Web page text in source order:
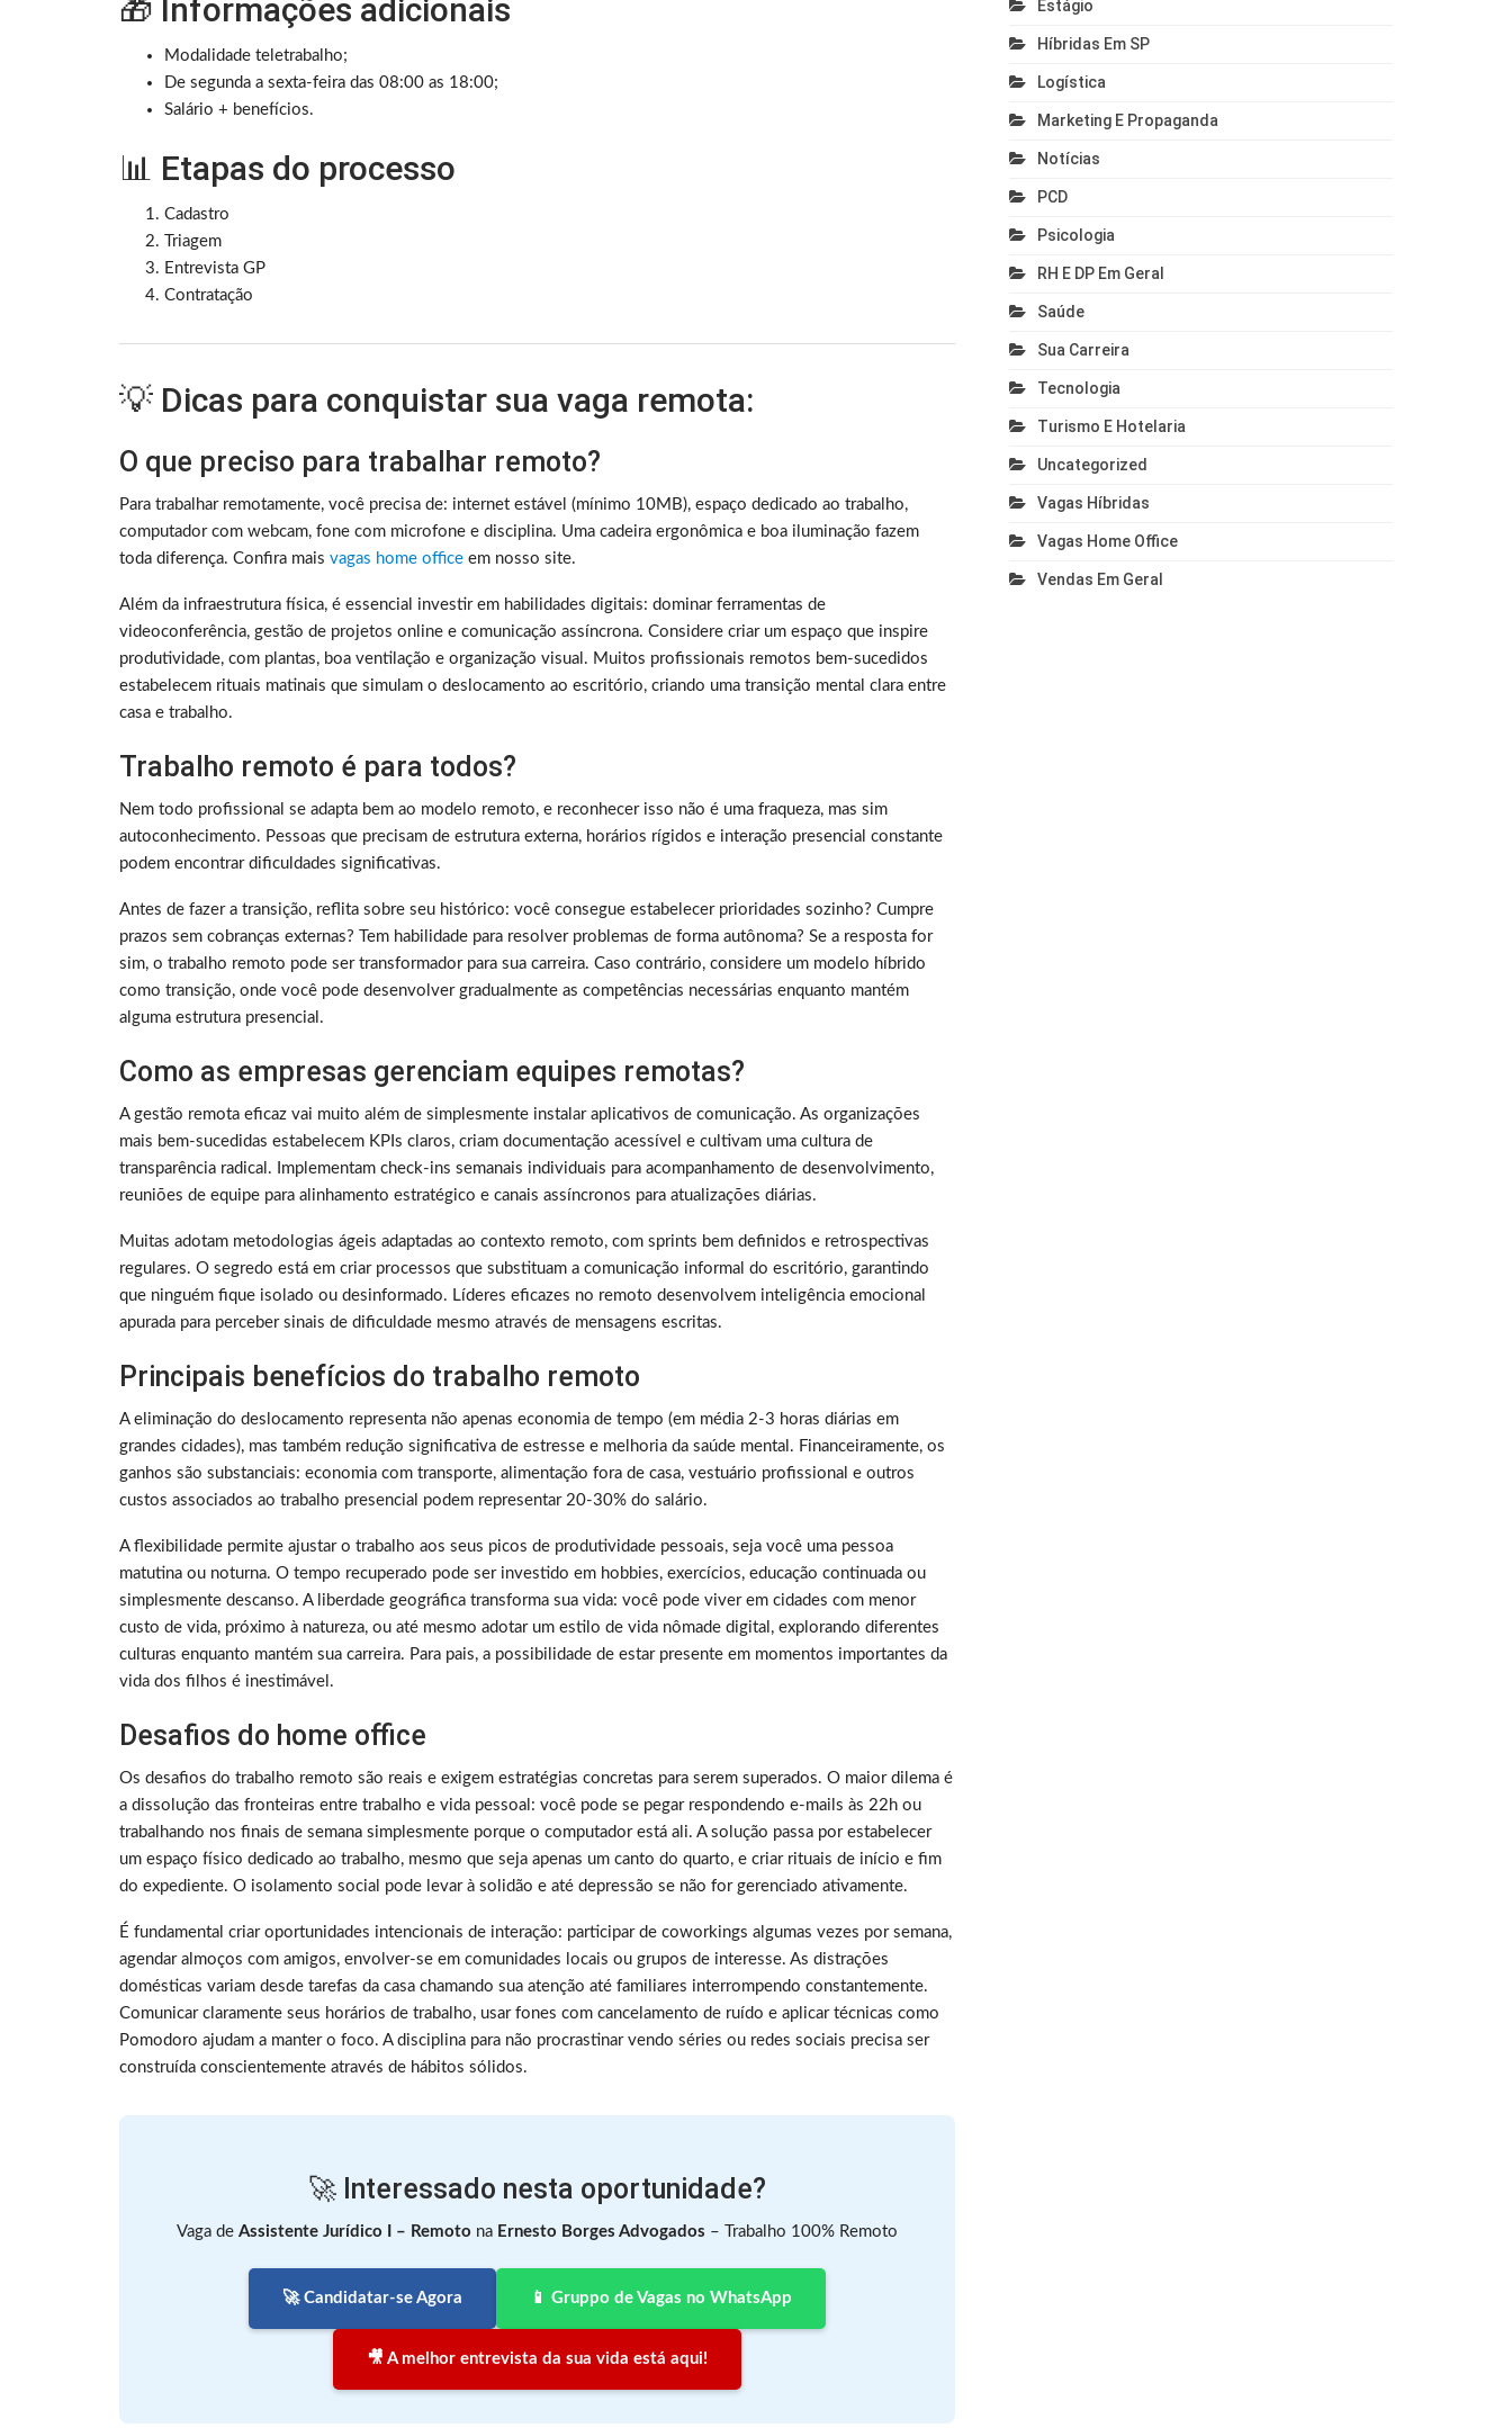
🎁 Informações adicionais
Modalidade teletrabalho;
De segunda a sexta-feira das 08:00 as 18:00;
Salário + benefícios.
📊 Etapas do processo
Cadastro
Triagem
Entrevista GP
Contratação
💡 Dicas para conquistar sua vaga remota:
O que preciso para trabalhar remoto?
Para trabalhar remotamente, você precisa de: internet estável (mínimo 10MB), espaço dedicado ao trabalho,
computador com webcam, fone com microfone e disciplina. Uma cadeira ergonômica e boa iluminação fazem
toda diferença. Confira mais vagas home office em nosso site.
Além da infraestrutura física, é essencial investir em habilidades digitais: dominar ferramentas de
videoconferência, gestão de projetos online e comunicação assíncrona. Considere criar um espaço que inspire
produtividade, com plantas, boa ventilação e organização visual. Muitos profissionais remotos bem-sucedidos
estabelecem rituais matinais que simulam o deslocamento ao escritório, criando uma transição mental clara entre
casa e trabalho.
Trabalho remoto é para todos?
Nem todo profissional se adapta bem ao modelo remoto, e reconhecer isso não é uma fraqueza, mas sim
autoconhecimento. Pessoas que precisam de estrutura externa, horários rígidos e interação presencial constante
podem encontrar dificuldades significativas.
Antes de fazer a transição, reflita sobre seu histórico: você consegue estabelecer prioridades sozinho? Cumpre
prazos sem cobranças externas? Tem habilidade para resolver problemas de forma autônoma? Se a resposta for
sim, o trabalho remoto pode ser transformador para sua carreira. Caso contrário, considere um modelo híbrido
como transição, onde você pode desenvolver gradualmente as competências necessárias enquanto mantém
alguma estrutura presencial.
Como as empresas gerenciam equipes remotas?
A gestão remota eficaz vai muito além de simplesmente instalar aplicativos de comunicação. As organizações
mais bem-sucedidas estabelecem KPIs claros, criam documentação acessível e cultivam uma cultura de
transparência radical. Implementam check-ins semanais individuais para acompanhamento de desenvolvimento,
reuniões de equipe para alinhamento estratégico e canais assíncronos para atualizações diárias.
Muitas adotam metodologias ágeis adaptadas ao contexto remoto, com sprints bem definidos e retrospectivas
regulares. O segredo está em criar processos que substituam a comunicação informal do escritório, garantindo
que ninguém fique isolado ou desinformado. Líderes eficazes no remoto desenvolvem inteligência emocional
apurada para perceber sinais de dificuldade mesmo através de mensagens escritas.
Principais benefícios do trabalho remoto
A eliminação do deslocamento representa não apenas economia de tempo (em média 2-3 horas diárias em
grandes cidades), mas também redução significativa de estresse e melhoria da saúde mental. Financeiramente, os
ganhos são substanciais: economia com transporte, alimentação fora de casa, vestuário profissional e outros
custos associados ao trabalho presencial podem representar 20-30% do salário.
A flexibilidade permite ajustar o trabalho aos seus picos de produtividade pessoais, seja você uma pessoa
matutina ou noturna. O tempo recuperado pode ser investido em hobbies, exercícios, educação continuada ou
simplesmente descanso. A liberdade geográfica transforma sua vida: você pode viver em cidades com menor
custo de vida, próximo à natureza, ou até mesmo adotar um estilo de vida nômade digital, explorando diferentes
culturas enquanto mantém sua carreira. Para pais, a possibilidade de estar presente em momentos importantes da
vida dos filhos é inestimável.
Desafios do home office
Os desafios do trabalho remoto são reais e exigem estratégias concretas para serem superados. O maior dilema é
a dissolução das fronteiras entre trabalho e vida pessoal: você pode se pegar respondendo e-mails às 22h ou
trabalhando nos finais de semana simplesmente porque o computador está ali. A solução passa por estabelecer
um espaço físico dedicado ao trabalho, mesmo que seja apenas um canto do quarto, e criar rituais de início e fim
do expediente. O isolamento social pode levar à solidão e até depressão se não for gerenciado ativamente.
É fundamental criar oportunidades intencionais de interação: participar de coworkings algumas vezes por semana,
agendar almoços com amigos, envolver-se em comunidades locais ou grupos de interesse. As distrações
domésticas variam desde tarefas da casa chamando sua atenção até familiares interrompendo constantemente.
Comunicar claramente seus horários de trabalho, usar fones com cancelamento de ruído e aplicar técnicas como
Pomodoro ajudam a manter o foco. A disciplina para não procrastinar vendo séries ou redes sociais precisa ser
construída conscientemente através de hábitos sólidos.
🚀 Interessado nesta oportunidade?
Vaga de Assistente Jurídico I – Remoto na Ernesto Borges Advogados – Trabalho 100% Remoto
🚀 Candidatar-se Agora 📱 Gruppo de Vagas no WhatsApp
🎥 A melhor entrevista da sua vida está aqui!
Estágio
Híbridas Em SP
Logística
Marketing E Propaganda
Notícias
PCD
Psicologia
RH E DP Em Geral
Saúde
Sua Carreira
Tecnologia
Turismo E Hotelaria
Uncategorized
Vagas Híbridas
Vagas Home Office
Vendas Em Geral